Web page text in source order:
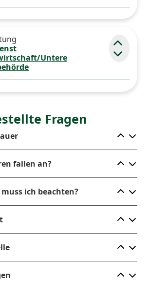
Untere
Fragen
fallen an?
ich beachten?